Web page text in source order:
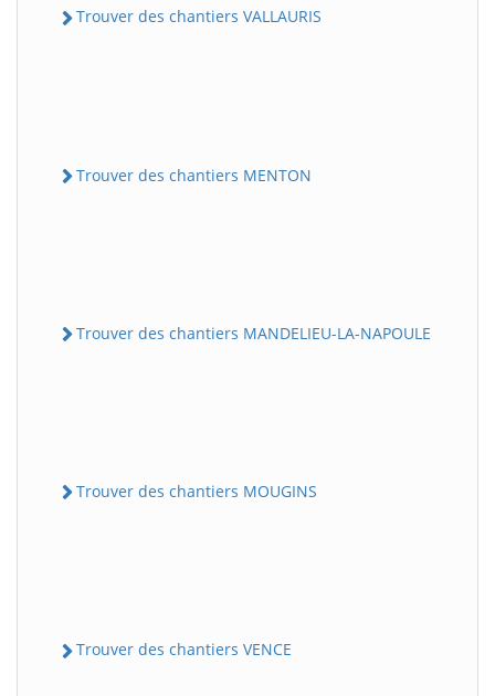
Trouver des chantiers VALLAURIS
Trouver des chantiers MENTON
Trouver des chantiers MANDELIEU-LA-NAPOULE
Trouver des chantiers MOUGINS
Trouver des chantiers VENCE